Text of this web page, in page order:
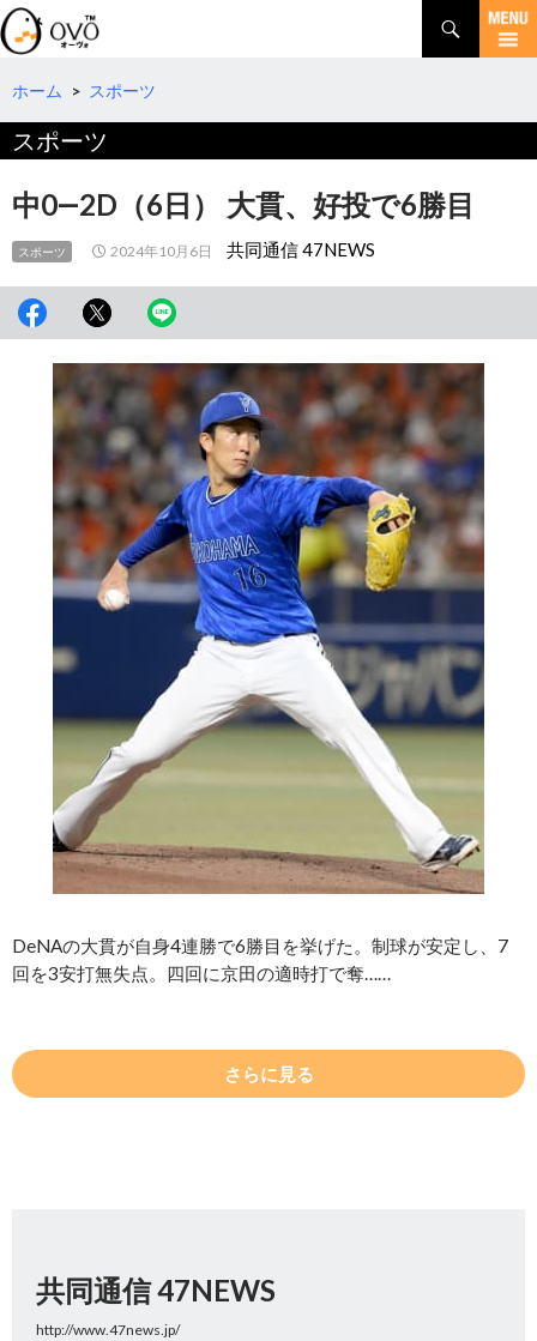
検
索
コ
テ
へ
動
ホーム > スポーツ
スポーツ
中0―2D（6日） 大貫、好投で6勝目
スポーツ 2024年10月6日 共同通信 47NEWS
DeNAの大貫が自身4連勝で6勝目を挙げた。制球が安定し、7
回を3安打無失点。四回に京田の適時打で奪……
さらに見る
共同通信 47NEWS
http://www.47news.jp/